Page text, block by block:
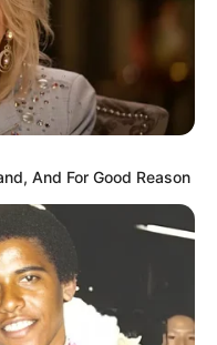
And For Good Reason